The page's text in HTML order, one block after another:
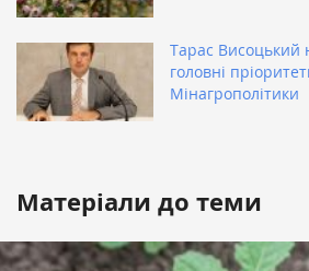
Тарас Висоцький
головні
Мінагрополітики
Матеріали до теми